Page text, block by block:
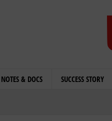
NOTES & DOCS SUCCESS STORY